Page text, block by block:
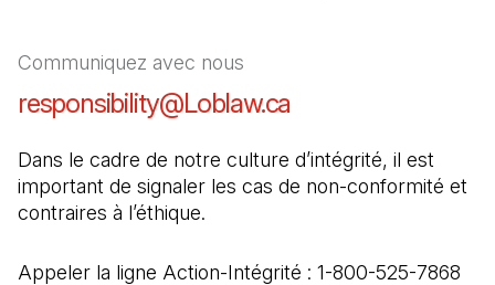
Communiquez avec nous
responsibility@Loblaw.ca
Dans le cadre de notre culture d’intégrité, il est
important de signaler les cas de non-conformité et
contraires à l’éthique.
Appeler la ligne Action-Intégrité : 1-800-525-7868